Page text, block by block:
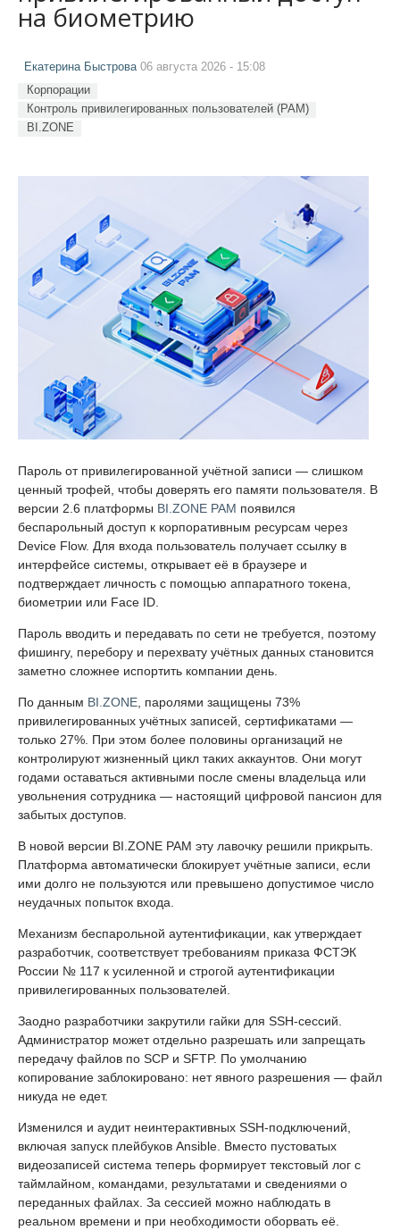
на биометрию
Екатерина Быстрова06 августа 2026 - 15:08
Корпорации
Контроль привилегированных пользователей (PAM)
BI.ZONE
Пароль от привилегированной учётной записи — слишком
ценный трофей, чтобы доверять его памяти пользователя. В
версии 2.6 платформы BI.ZONE PAM появился
беспарольный доступ к корпоративным ресурсам через
Device Flow. Для входа пользователь получает ссылку в
интерфейсе системы, открывает её в браузере и
подтверждает личность с помощью аппаратного токена,
биометрии или Face ID.
Пароль вводить и передавать по сети не требуется, поэтому
фишингу, перебору и перехвату учётных данных становится
заметно сложнее испортить компании день.
По данным BI.ZONE, паролями защищены 73%
привилегированных учётных записей, сертификатами —
только 27%. При этом более половины организаций не
контролируют жизненный цикл таких аккаунтов. Они могут
годами оставаться активными после смены владельца или
увольнения сотрудника — настоящий цифровой пансион для
забытых доступов.
В новой версии BI.ZONE PAM эту лавочку решили прикрыть.
Платформа автоматически блокирует учётные записи, если
ими долго не пользуются или превышено допустимое число
неудачных попыток входа.
Механизм беспарольной аутентификации, как утверждает
разработчик, соответствует требованиям приказа ФСТЭК
России № 117 к усиленной и строгой аутентификации
привилегированных пользователей.
Заодно разработчики закрутили гайки для SSH-сессий.
Администратор может отдельно разрешать или запрещать
передачу файлов по SCP и SFTP. По умолчанию
копирование заблокировано: нет явного разрешения — файл
никуда не едет.
Изменился и аудит неинтерактивных SSH-подключений,
включая запуск плейбуков Ansible. Вместо пустоватых
видеозаписей система теперь формирует текстовый лог с
таймлайном, командами, результатами и сведениями о
переданных файлах. За сессией можно наблюдать в
реальном времени и при необходимости оборвать её.